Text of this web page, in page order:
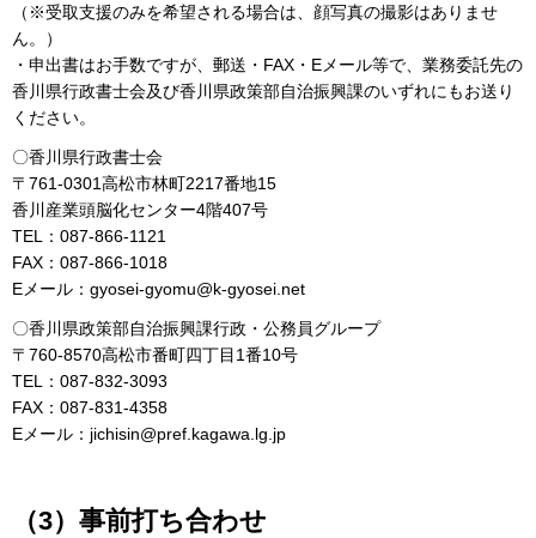
（※受取支援のみを希望される場合は、顔写真の撮影はありませ
ん。）
・申出書はお手数ですが、郵送・FAX・Eメール等で、業務委託先の
香川県行政書士会及び香川県政策部自治振興課のいずれにもお送り
ください。
〇香川県行政書士会
〒761-0301高松市林町2217番地15
香川産業頭脳化センター4階407号
TEL：087-866-1121
FAX：087-866-1018
Eメール：gyosei-gyomu@k-gyosei.net
〇香川県政策部自治振興課行政・公務員グループ
〒760-8570高松市番町四丁目1番10号
TEL：087-832-3093
FAX：087-831-4358
Eメール：jichisin@pref.kagawa.lg.jp
（3）事前打ち合わせ